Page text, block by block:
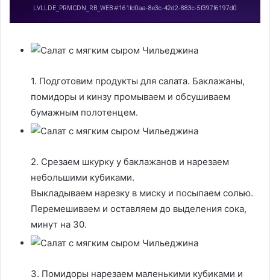
1. Подготовим продукты для салата. Баклажаны,
помидоры и кинзу промываем и обсушиваем
бумажным полотенцем.
2. Срезаем шкурку у баклажанов и нарезаем
небольшими кубиками.
Выкладываем нарезку в миску и посыпаем солью.
Перемешиваем и оставляем до выделения сока,
минут на 30.
3. Помидоры нарезаем маленькими кубиками и